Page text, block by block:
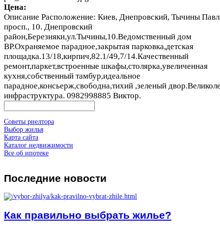
Цена:
Описание Расположение: Киев, Днепровский, Тычины
просп., 10. Днепровский
район,Березняки,ул.Тычины,10.Ведомственный дом
ВР.Охраняемое парадное,закрытая парковка,детская
площадка.13/18,кирпич,82.1/49,7/14.Качественный
ремонт,паркет,встроенные шкафы,столярка,увеличенная
кухня,собственный тамбур,идеальное
парадное,консьерж,свободна,тихий ,зеленый
инфраструктура. 0982998885 Виктор.
Советы риелтора
Выбор жилья
Карта сайта
Каталог недвижимости
Все об ипотеке
Последние новости
Как правильно выбрать жилье?